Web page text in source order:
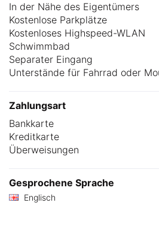
In der Nähe des Eigentümers
Kostenlose Parkplätze
Kostenloses Highspeed-WLAN
Schwimmbad
Separater Eingang
Unterstände für Fahrrad oder
Zahlungsart
Bankkarte
Kreditkarte
Überweisungen
Gesprochene Sprache
Englisch